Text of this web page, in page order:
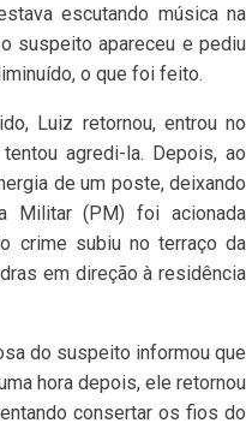
escutando música na
suspeito apareceu e pediu
o que foi feito.
Luiz retornou, entrou no
agredi-la. Depois, ao
de um poste, deixando
Militar (PM) foi acionada
crime subiu no terraço da
em direção à residência
do suspeito informou que
hora depois, ele retornou
consertar os fios do